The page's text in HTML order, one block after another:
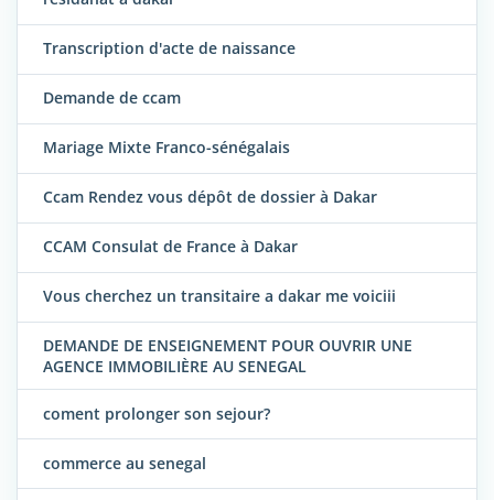
Transcription d'acte de naissance
Demande de ccam
Mariage Mixte Franco-sénégalais
Ccam Rendez vous dépôt de dossier à Dakar
CCAM Consulat de France à Dakar
Vous cherchez un transitaire a dakar me voiciii
DEMANDE DE ENSEIGNEMENT POUR OUVRIR UNE
AGENCE IMMOBILIÈRE AU SENEGAL
coment prolonger son sejour?
commerce au senegal